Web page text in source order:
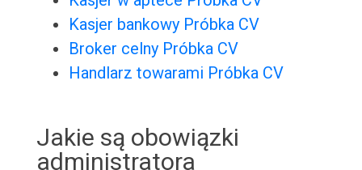
Kasjer bankowy Próbka CV
Broker celny Próbka CV
Handlarz towarami Próbka CV
Jakie są obowiązki
administratora